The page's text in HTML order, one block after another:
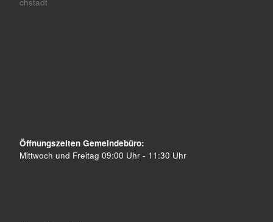
Öffnungszeiten Gemeindebüro:
Mittwoch und Freitag 09:00 Uhr - 11:30 Uhr